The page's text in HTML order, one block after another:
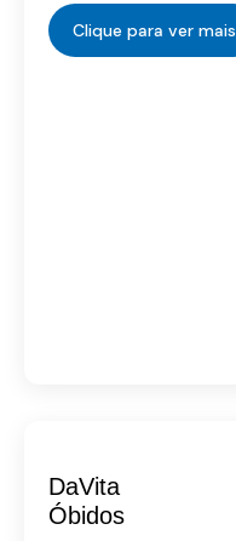
Clique para ver mais
DaVita
Óbidos